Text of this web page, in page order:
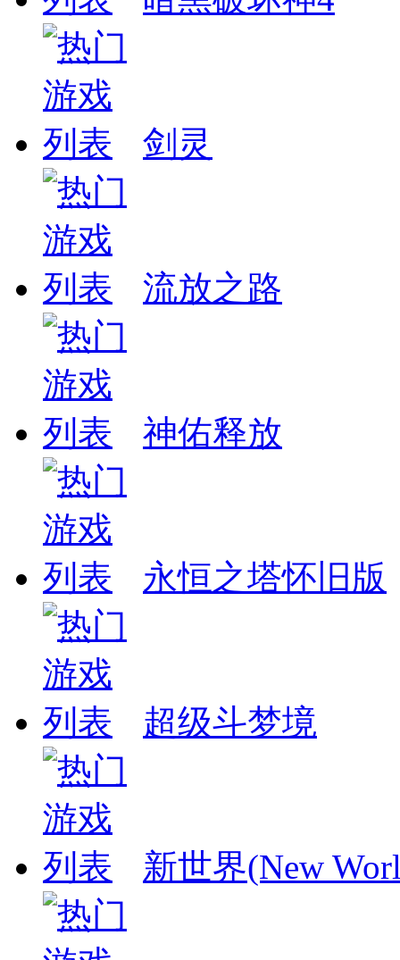
剑灵
流放之路
神佑释放
永恒之塔怀旧版
超级斗梦境
新世界(New